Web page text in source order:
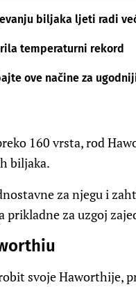
biljaka ljeti radi
temperaturni rekord
ove načine za
160 vrsta, rod
biljaka.
za njegu i
prikladne za uzgoj
svoje Haworthije,